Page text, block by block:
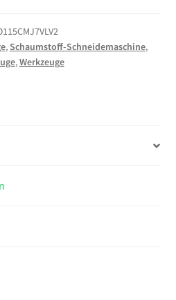
,Schaumstoff-Schneidemaschine,
,Werkzeuge